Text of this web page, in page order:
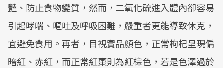
豔、防止食物變質，然而，二氧化硫進入體內卻容易
引起哮喘、嘔吐及呼吸困難，嚴重者更能導致休克，
宜避免食用。再者，目視實品顏色，正常枸杞呈現偏
暗紅、赤紅，而正常紅棗則為紅棕色，若是色澤過於